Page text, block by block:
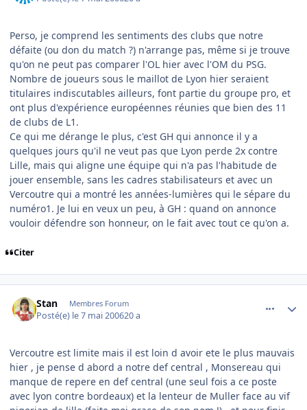
Perso, je comprend les sentiments des clubs que notre
défaite (ou don du match ?) n'arrange pas, même si je trouve
qu'on ne peut pas comparer l'OL hier avec l'OM du PSG.
Nombre de joueurs sous le maillot de Lyon hier seraient
titulaires indiscutables ailleurs, font partie du groupe pro, et
ont plus d'expérience européennes réunies que bien des 11
de clubs de L1.
Ce qui me dérange le plus, c'est GH qui annonce il y a
quelques jours qu'il ne veut pas que Lyon perde 2x contre
Lille, mais qui aligne une équipe qui n'a pas l'habitude de
jouer ensemble, sans les cadres stabilisateurs et avec un
Vercoutre qui a montré les années-lumières qui le sépare du
numéro1. Je lui en veux un peu, à GH : quand on annonce
vouloir défendre son honneur, on le fait avec tout ce qu'on a.
Citer
Stan Membres Forum
Posté(e) le 7 mai 200620 a
Vercoutre est limite mais il est loin d avoir ete le plus mauvais
hier , je pense d abord a notre def central , Monsereau qui
manque de repere en def central (une seul fois a ce poste
avec lyon contre bordeaux) et la lenteur de Muller face au vif